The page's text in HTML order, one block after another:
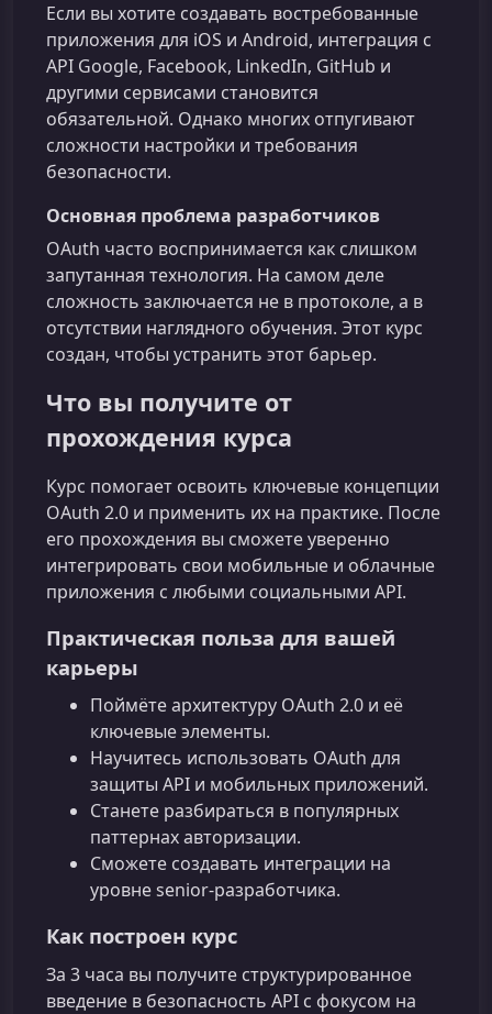
Если вы хотите создавать востребованные
приложения для iOS и Android, интеграция с
API Google, Facebook, LinkedIn, GitHub и
другими сервисами становится
обязательной. Однако многих отпугивают
сложности настройки и требования
безопасности.
Основная проблема разработчиков
OAuth часто воспринимается как слишком
запутанная технология. На самом деле
сложность заключается не в протоколе, а в
отсутствии наглядного обучения. Этот курс
создан, чтобы устранить этот барьер.
Что вы получите от
прохождения курса
Курс помогает освоить ключевые концепции
OAuth 2.0 и применить их на практике. После
его прохождения вы сможете уверенно
интегрировать свои мобильные и облачные
приложения с любыми социальными API.
Практическая польза для вашей
карьеры
Поймёте архитектуру OAuth 2.0 и её
ключевые элементы.
Научитесь использовать OAuth для
защиты API и мобильных приложений.
Станете разбираться в популярных
паттернах авторизации.
Сможете создавать интеграции на
уровне senior‑разработчика.
Как построен курс
За 3 часа вы получите структурированное
введение в безопасность API с фокусом на